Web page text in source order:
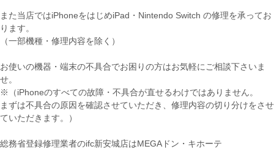
また当店ではiPhoneをはじめiPad・Nintendo Switch の修理を承ってお
ります。
（一部機種・修理内容を除く）
お使いの機器・端末の不具合でお困りの方はお気軽にご相談下さいま
せ。
※（iPhoneのすべての故障・不具合が直せるわけではありません。
まずは不具合の原因を確認させていただき、修理内容の切り分けをさせ
ていただきます。）
総務省登録修理業者のifc新安城店はMEGAドン・キホーテ